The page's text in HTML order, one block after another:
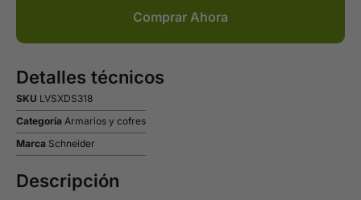
Comprar Ahora
Detalles técnicos
SKU LVSXDS318
Categoría Armarios y cofres
Marca Schneider
Descripción